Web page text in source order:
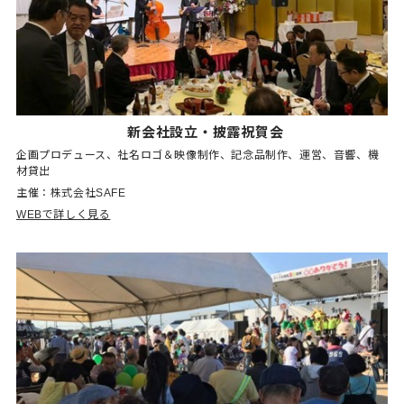
新会社設立・披露祝賀会
企画プロデュース、社名ロゴ＆映像制作、記念品制作、運営、音響、機
材貸出
主催：株式会社SAFE
WEBで詳しく見る